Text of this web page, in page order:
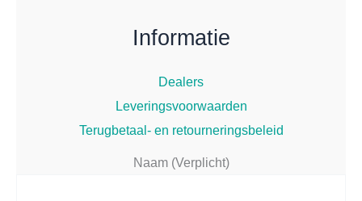
Informatie
Dealers
Leveringsvoorwaarden
Terugbetaal- en retourneringsbeleid
Naam (Verplicht)